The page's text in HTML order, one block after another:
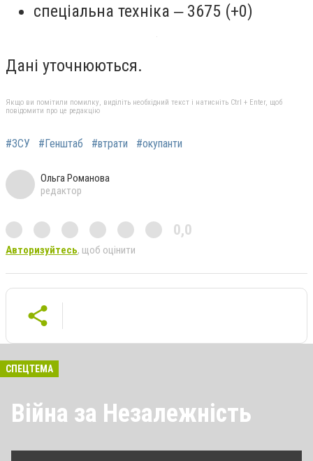
спеціальна техніка ‒ 3675 (+0)
Дані уточнюються.
Якщо ви помітили помилку, виділіть необхідний текст і натисніть Ctrl + Enter, щоб
повідомити про це редакцію
#ЗСУ #Генштаб #втрати #окупанти
Ольга Романова
редактор
0,0
Авторизуйтесь, щоб оцінити
СПЕЦТЕМА
Війна за Незалежність